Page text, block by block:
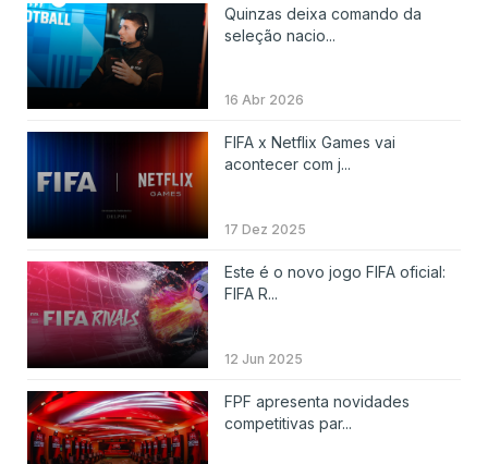
Quinzas deixa comando da
seleção nacio...
16 Abr 2026
FIFA x Netflix Games vai
acontecer com j...
17 Dez 2025
Este é o novo jogo FIFA oficial:
FIFA R...
12 Jun 2025
FPF apresenta novidades
competitivas par...